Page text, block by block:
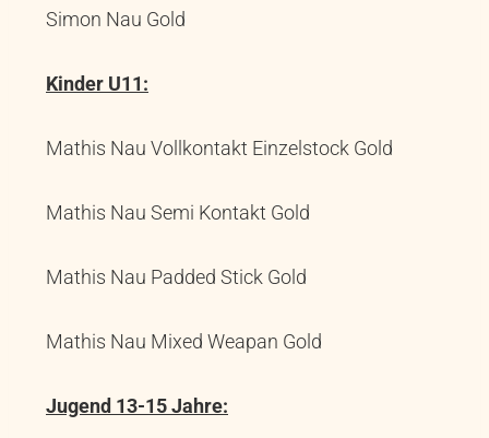
Simon Nau Gold
Kinder U11:
Mathis Nau Vollkontakt Einzelstock Gold
Mathis Nau Semi Kontakt Gold
Mathis Nau Padded Stick Gold
Mathis Nau Mixed Weapan Gold
Jugend 13-15 Jahre: